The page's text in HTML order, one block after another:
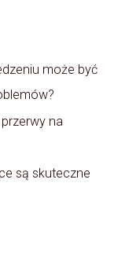
może być
na
są skuteczne